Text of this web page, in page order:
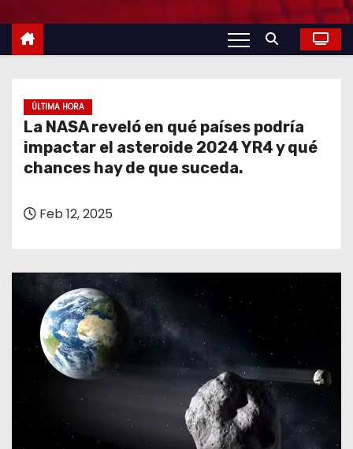
ÚLTIMA HORA
La NASA reveló en qué países podría
impactar el asteroide 2024 YR4 y qué
chances hay de que suceda.
Feb 12, 2025